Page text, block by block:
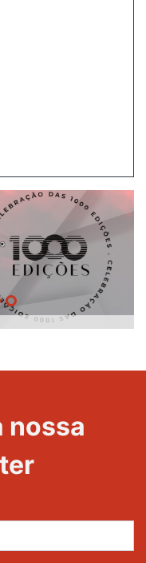
nossa